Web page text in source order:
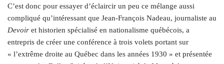
C’est donc pour essayer d’éclaircir un peu ce mélange aussi
compliqué qu’intéressant que Jean-François Nadeau, journaliste au
Devoir et historien spécialisé en nationalisme québécois, a
entrepris de créer une conférence à trois volets portant sur
« l’extrême droite au Québec dans les années 1930 » et présentée